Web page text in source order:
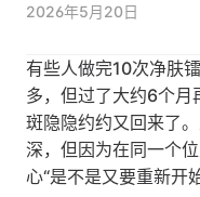
2026年5月20日
有些人做完10次净肤
多，但过了大约6个月
斑隐隐约约又回来了
深，但因为在同一个
心“是不是又要重新开始